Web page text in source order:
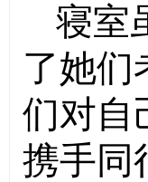
寝室
了她们
们对自
携手同